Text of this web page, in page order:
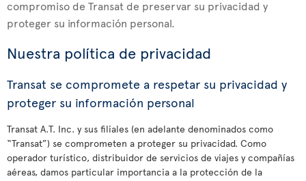
compromiso de Transat de preservar su privacidad y
proteger su información personal.
Nuestra política de privacidad
Transat se compromete a respetar su privacidad y
proteger su información personal
Transat A.T. Inc. y sus filiales (en adelante denominados como
“Transat”) se comprometen a proteger su privacidad. Como
operador turístico, distribuidor de servicios de viajes y compañías
aéreas, damos particular importancia a la protección de la